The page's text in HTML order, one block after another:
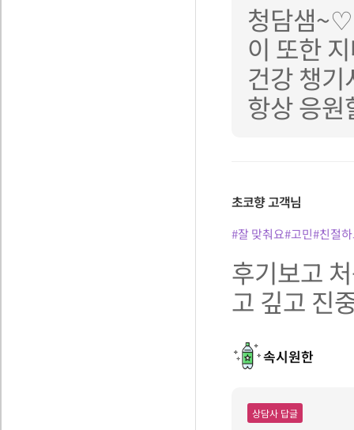
청담샘~♡
이 또한
건강 챙
항상 응
초코향고객님
#잘 맞춰요#고민#친절
후기보고
고 깊고 진
속시원한
상담사 답글